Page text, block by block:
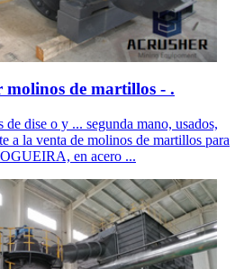
molinos de martillos - .
de dise o y ... segunda mano, usados,
a la venta de molinos de martillos para
en acero ...